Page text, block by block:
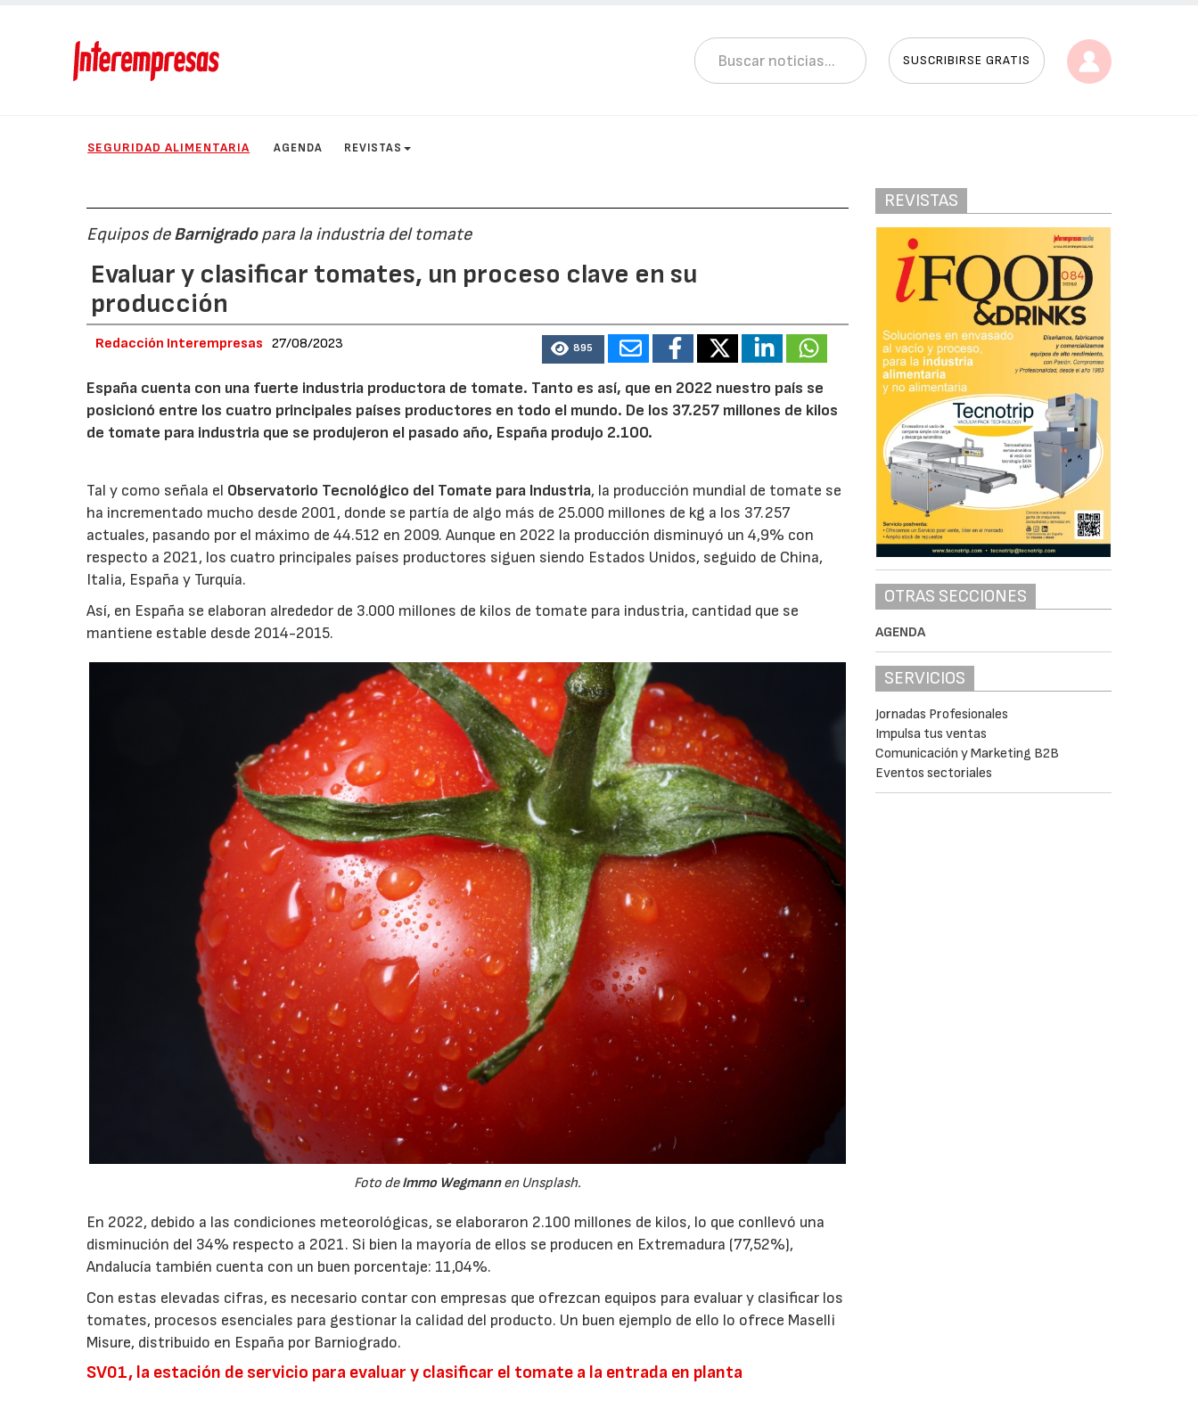
SUSCRIBIRSE GRATIS
SEGURIDAD ALIMENTARIA AGENDA REVISTAS
Equipos deBarnigradopara la industria del tomate
Evaluar y clasificar tomates, un proceso clave en su
producción
Redacción Interempresas 27/08/2023 895
España cuenta con una fuerte industria productora de tomate. Tanto es así, que en 2022 nuestro país se
posicionó entre los cuatro principales países productores en todo el mundo. De los 37.257 millones de kilos
de tomate para industria que se produjeron el pasado año, España produjo 2.100.
Tal y como señala el Observatorio Tecnológico del Tomate para Industria, la producción mundial de tomate se
ha incrementado mucho desde 2001, donde se partía de algo más de 25.000 millones de kg a los 37.257
actuales, pasando por el máximo de 44.512 en 2009. Aunque en 2022 la producción disminuyó un 4,9% con
respecto a 2021, los cuatro principales países productores siguen siendo Estados Unidos, seguido de China,
Italia, España y Turquía.
Así, en España se elaboran alrededor de 3.000 millones de kilos de tomate para industria, cantidad que se
mantiene estable desde 2014-2015.
Foto deImmo Wegmannen Unsplash.
En 2022, debido a las condiciones meteorológicas, se elaboraron 2.100 millones de kilos, lo que conllevó una
disminución del 34% respecto a 2021. Si bien la mayoría de ellos se producen en Extremadura (77,52%),
Andalucía también cuenta con un buen porcentaje: 11,04%.
Con estas elevadas cifras, es necesario contar con empresas que ofrezcan equipos para evaluar y clasificar los
tomates, procesos esenciales para gestionar la calidad del producto. Un buen ejemplo de ello lo ofrece Maselli
Misure, distribuido en España por Barniogrado.
SV01, la estación de servicio para evaluar y clasificar el tomate a la entrada en planta
REVISTAS
OTRAS SECCIONES
AGENDA
SERVICIOS
Jornadas Profesionales
Impulsa tus ventas
Comunicación y Marketing B2B
Eventos sectoriales